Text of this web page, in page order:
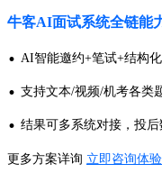
牛客AI面试系统全链能
· AI智能邀约+笔试+结构
· 支持文本/视频/机考各类
· 结果可多系统对接，投
更多方案详询 立即咨询体验